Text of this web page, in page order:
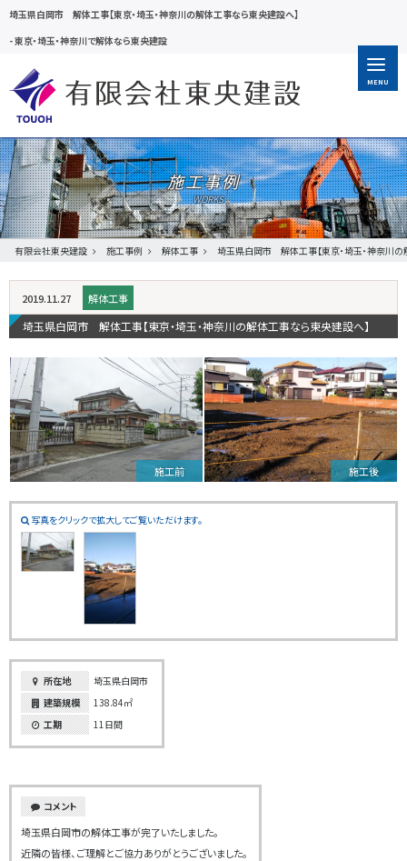
埼玉県白岡市 解体工事【東京・埼玉・神奈川の解体工事なら東央建設へ】
-東京・埼玉・神奈川で解体なら東央建設
MENU
施工事例
有限会社東央建設 施工事例 解体工事 埼玉県白岡市 解体工事【東京・埼玉・神奈川の
2019.11.27 解体工事
埼玉県白岡市 解体工事【東京・埼玉・神奈川の解体工事なら東央建設へ】
施工前 施工後
写真をクリックで拡大してご覧いただけます。
所在地
埼玉県白岡市
建築規模
138.84㎡
工期
11日間
コメント
埼玉県白岡市の解体工事が完了いたしました。
近隣の皆様、ご理解とご協力ありがとうございました。